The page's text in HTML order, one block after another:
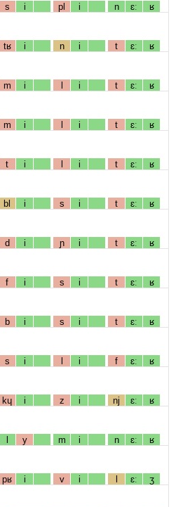
s i pl i n ɛː ʁ
tʁ i n i t ɛː ʁ
m i l i t ɛː ʁ
m i l i t ɛː ʁ
t i l i t ɛː ʁ
bl i s i t ɛː ʁ
d i ɲ i t ɛː ʁ
f i s i t ɛː ʁ
b i s i t ɛː ʁ
s i l i f ɛː ʁ
kɥ i z i nj ɛː ʁ
l y m i n ɛː ʁ
pʁ i v i l ɛː ʒ